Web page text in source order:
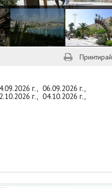
Принтирай
г., 06.09.2026 г.,
г., 04.10.2026 г.,